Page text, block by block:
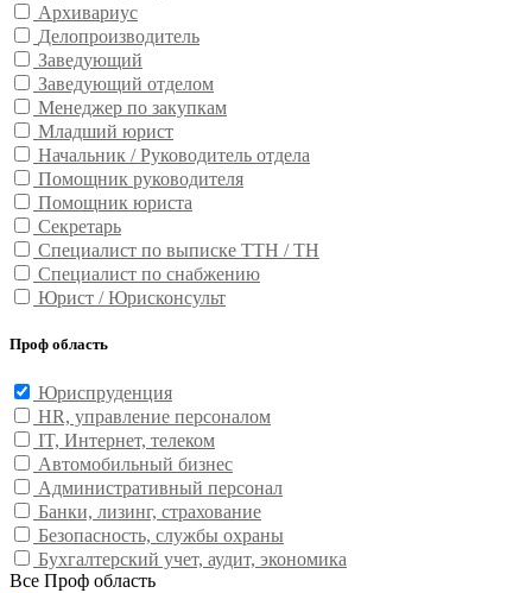
Архивариус
Делопроизводитель
Заведующий
Заведующий отделом
Менеджер по закупкам
Младший юрист
Начальник / Руководитель отдела
Помощник руководителя
Помощник юриста
Секретарь
Специалист по выписке ТТН / ТН
Специалист по снабжению
Юрист / Юрисконсульт
Проф область
Юриспруденция
HR, управление персоналом
IT, Интернет, телеком
Автомобильный бизнес
Административный персонал
Банки, лизинг, страхование
Безопасность, службы охраны
Бухгалтерский учет, аудит, экономика
Все Проф область